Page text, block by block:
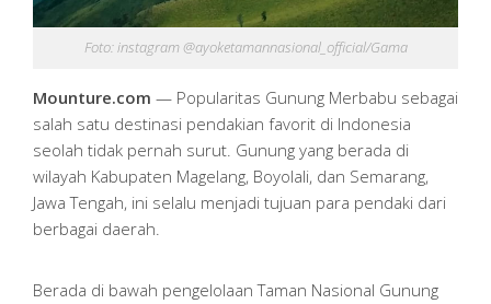
Foto: instagram @ayoketamannasional_official/Gama
Mounture.com — Popularitas Gunung Merbabu sebagai
salah satu destinasi pendakian favorit di Indonesia
seolah tidak pernah surut. Gunung yang berada di
wilayah Kabupaten Magelang, Boyolali, dan Semarang,
Jawa Tengah, ini selalu menjadi tujuan para pendaki dari
berbagai daerah.
Berada di bawah pengelolaan Taman Nasional Gunung